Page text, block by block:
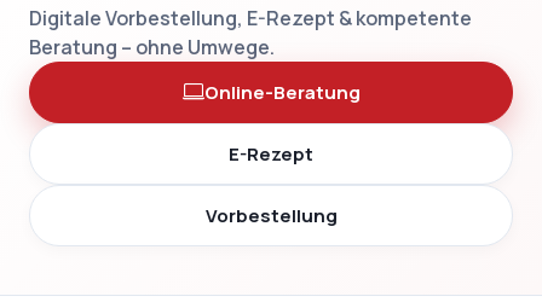
Digitale Vorbestellung, E-Rezept & kompetente
Beratung – ohne Umwege.
Online-Beratung
E-Rezept
Vorbestellung